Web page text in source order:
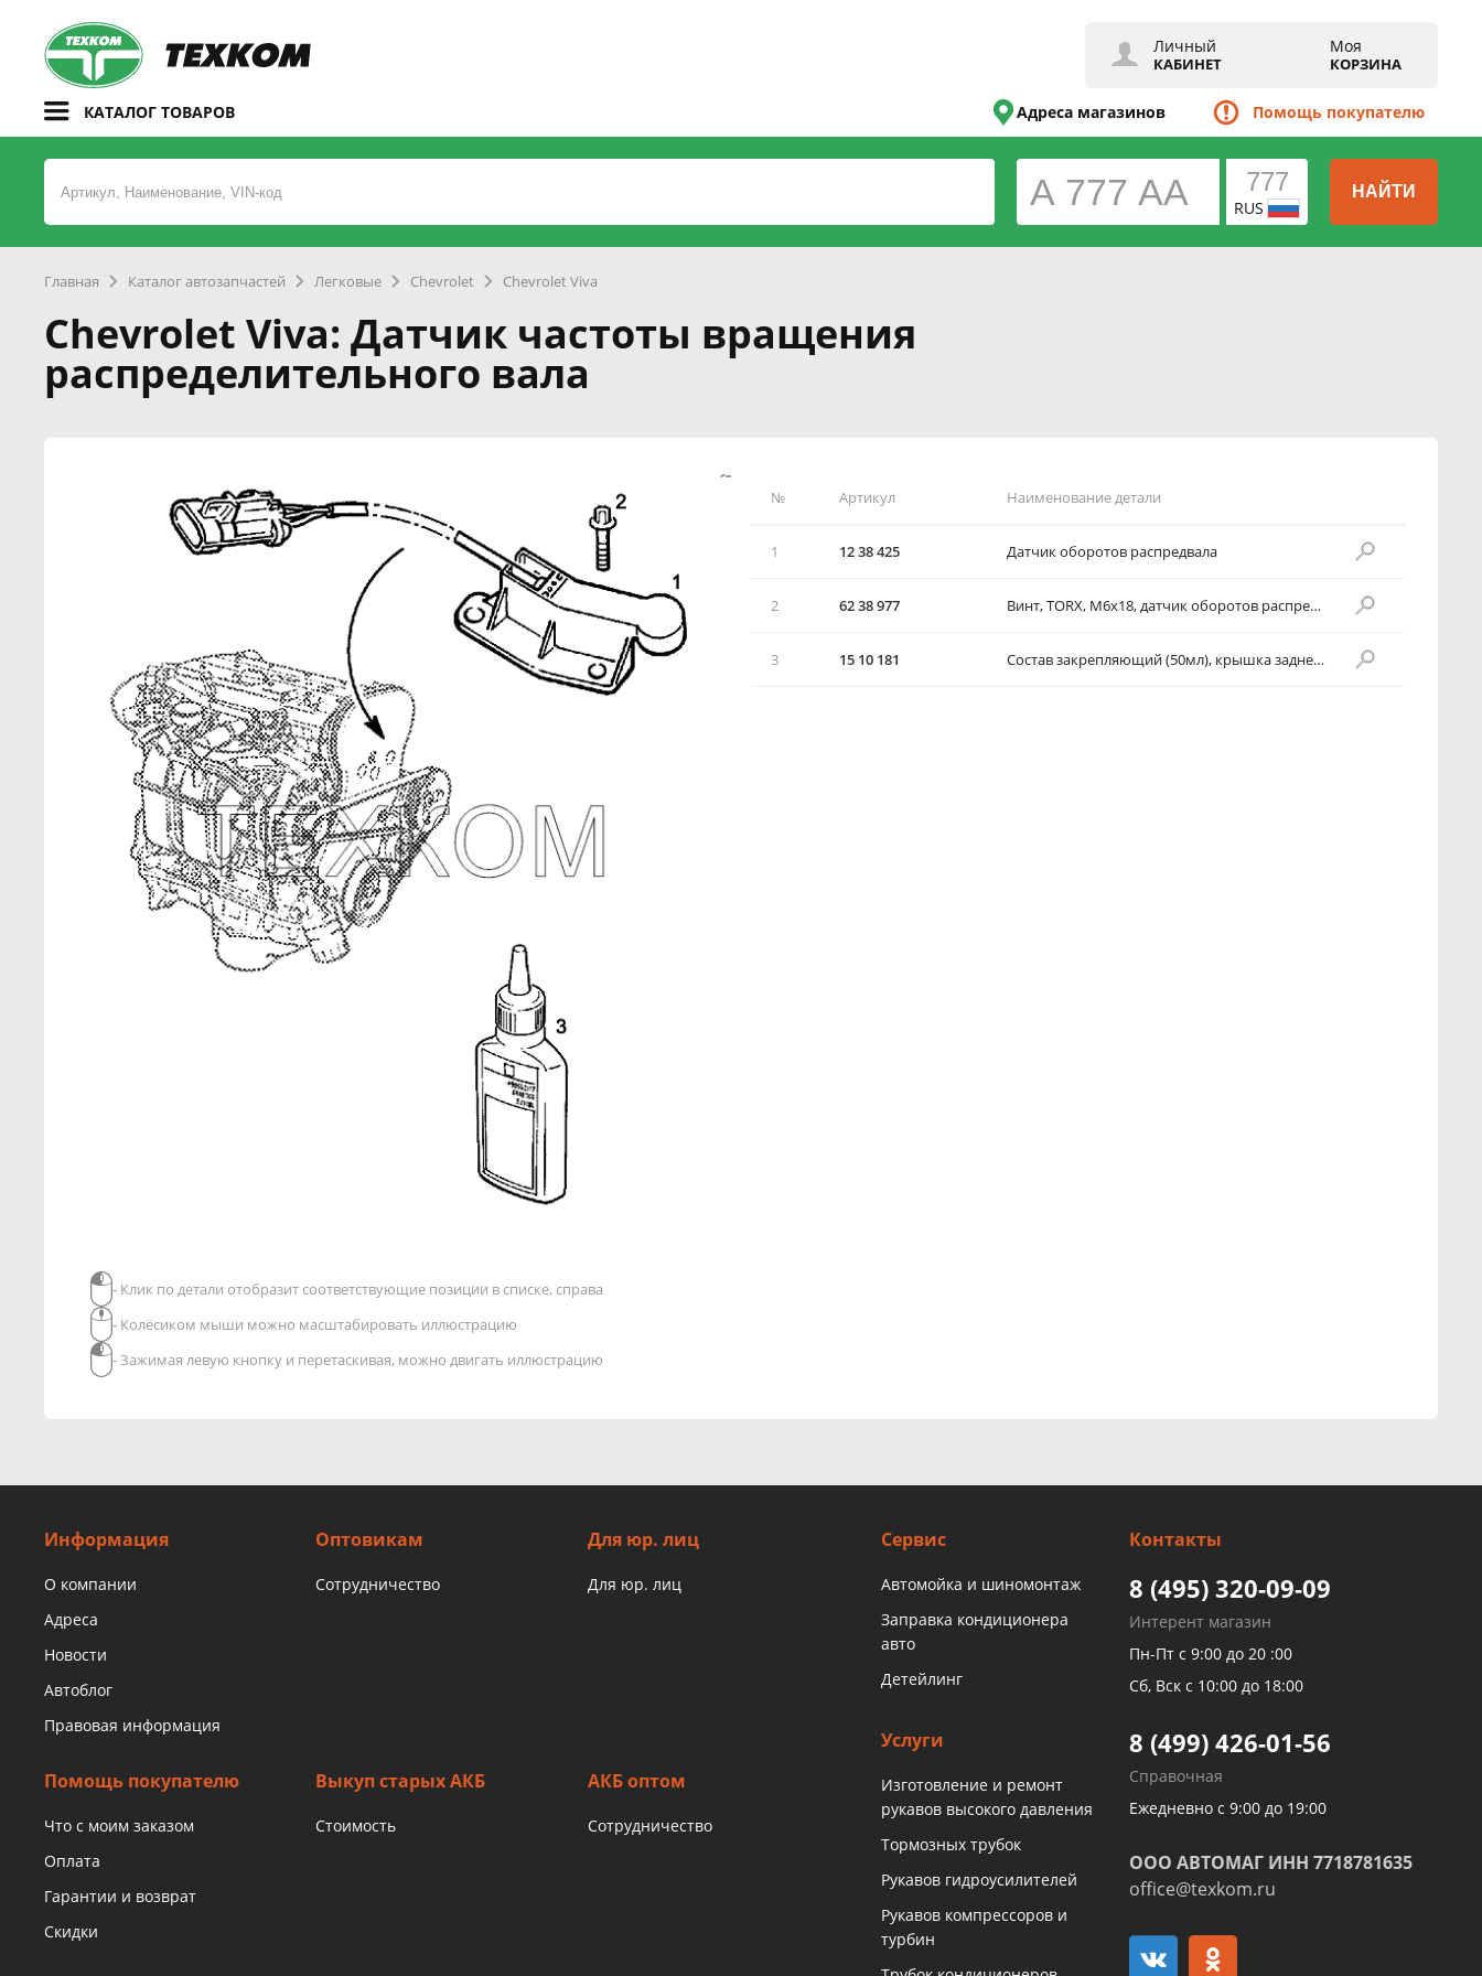
Личный
КАБИНЕТ
Моя
КОРЗИНА
КАТАЛОГ ТОВАРОВ Адреса магазинов Помощь покупателю
RUS
НАЙТИ
Главная Каталог автозапчастей Легковые Chevrolet Chevrolet Viva
Chevrolet Viva: Датчик частоты вращения
распределительного вала
№ Артикул Наименование детали
1 12 38 425 Датчик оборотов распредвала
2 62 38 977 Винт, TORX, М6х18, датчик оборотов распредвала к головке цилиндра
3 15 10 181 Состав закрепляющий (50мл), крышка заднего приводного ремня к головке цилиндра
- Клик по детали отобразит соответствующие позиции в списке, справа
- Колёсиком мыши можно масштабировать иллюстрацию
- Зажимая левую кнопку и перетаскивая, можно двигать иллюстрацию
Информация
О компании
Адреса
Новости
Автоблог
Правовая информация
Оптовикам
Сотрудничество
Для юр. лиц
Для юр. лиц
Помощь покупателю
Что с моим заказом
Оплата
Гарантии и возврат
Скидки
Выкуп старых АКБ
Стоимость
АКБ оптом
Сотрудничество
Сервис
Автомойка и шиномонтаж
Заправка кондиционера
авто
Детейлинг
Услуги
Изготовление и ремонт
рукавов высокого давления
Тормозных трубок
Рукавов гидроусилителей
Рукавов компрессоров и
турбин
Контакты
8 (495) 320-09-09
Интерент магазин
Пн-Пт с 9:00 до 20 :00
Сб, Вск с 10:00 до 18:00
8 (499) 426-01-56
Справочная
Ежедневно с 9:00 до 19:00
ООО АВТОМАГ ИНН 7718781635
office@texkom.ru